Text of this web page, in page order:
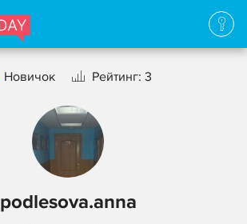
Новичок Рейтинг: 3
podlesova.anna